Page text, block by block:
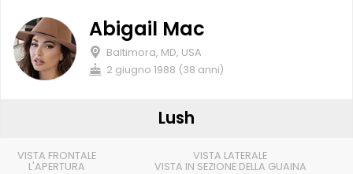
VISTA FRONTALE
L'APERTURA
VISTA LATERALE
VISTA IN SEZIONE DELLA GUAINA
Abigail Mac
Baltimora, MD, USA
2 giugno 1988 (38 anni)
Lush